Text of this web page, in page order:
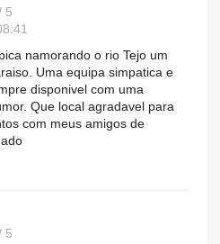
5
namorando o rio Tejo um
Uma equipa simpatica e
disponivel com uma
Que local agradavel para
com meus amigos de
5